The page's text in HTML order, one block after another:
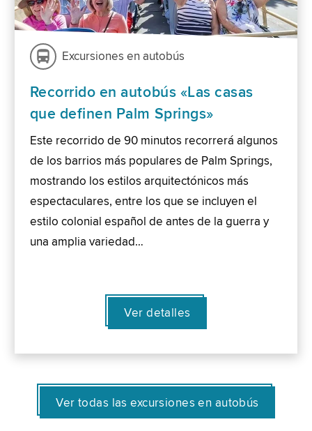
Excursiones en autobús
Recorrido en autobús «Las casas
que definen Palm Springs»
Este recorrido de 90 minutos recorrerá algunos
de los barrios más populares de Palm Springs,
mostrando los estilos arquitectónicos más
espectaculares, entre los que se incluyen el
estilo colonial español de antes de la guerra y
una amplia variedad…
Ver detalles
Ver todas las excursiones en autobús